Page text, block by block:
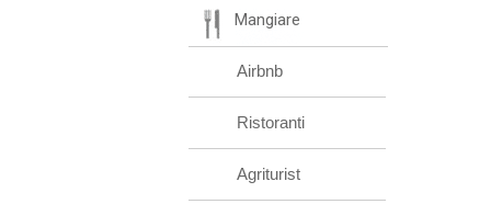
Mangiare
Airbnb
Ristoranti
Agriturist